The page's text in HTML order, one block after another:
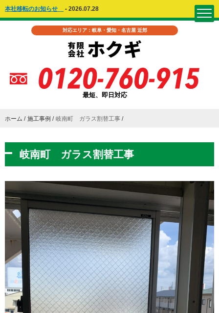
本社移転のお知らせ - 2026.07.28
対応エリア：岐阜・愛知・名古屋 近郊
最短、即日対応
ホーム 施工事例 岐南町 ガラス割替工事
岐南町 ガラス割替工事